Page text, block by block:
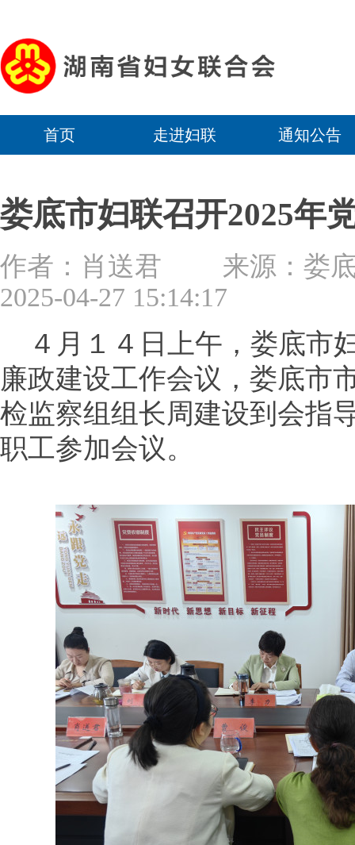
首页 走进妇联 通知公告
娄底市妇联召开2025年
作者：肖送君 来源：
2025-04-27 15:14:17
４月１４日上午，娄底市
廉政建设工作会议，娄底市
检监察组组长周建设到会指
职工参加会议。